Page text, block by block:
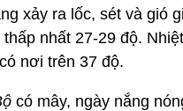
xảy ra lốc, sét và gió
nhất 27-29 độ.
nơi trên 37 độ.
có mây, ngày nắng